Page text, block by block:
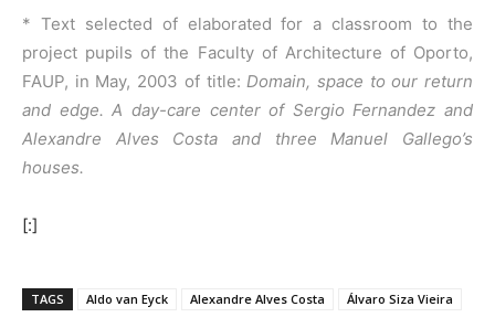
* Text selected of elaborated for a classroom to the
project pupils of the Faculty of Architecture of Oporto,
FAUP, in May, 2003 of title: Domain, space to our return
and edge. A day-care center of Sergio Fernandez and
Alexandre Alves Costa and three Manuel Gallego’s
houses.
[:]
TAGS Aldo van Eyck Alexandre Alves Costa
Álvaro Siza Vieira